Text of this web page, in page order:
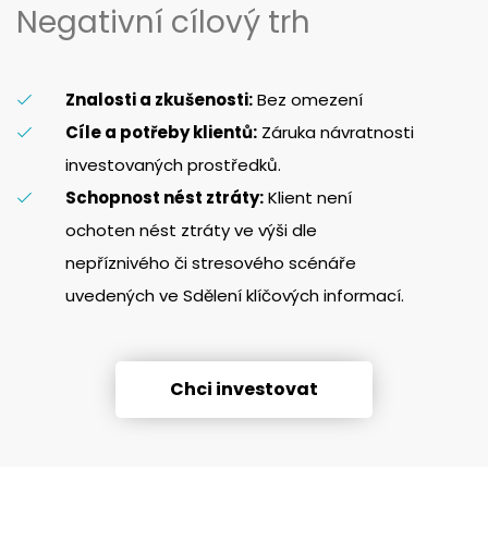
Negativní cílový trh
Znalosti a zkušenosti:Bez omezení
Cíle a potřeby klientů: Záruka návratnosti
investovaných prostředků.
Schopnost nést ztráty:Klient není
ochoten nést ztráty ve výši dle
nepříznivého či stresového scénáře
uvedených ve Sdělení klíčových informací.
Chci investovat